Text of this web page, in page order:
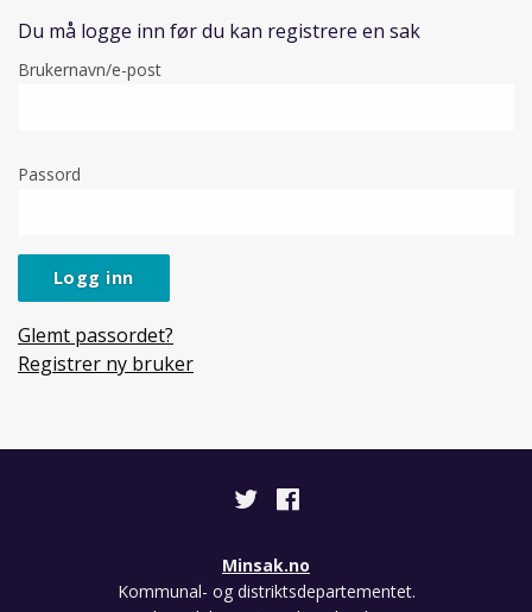
Du må logge inn før du kan registrere en sak
Brukernavn/e-post
Passord
Logg inn
Glemt passordet?
Registrer ny bruker
Minsak.no
Kommunal- og distriktsdepartementet.